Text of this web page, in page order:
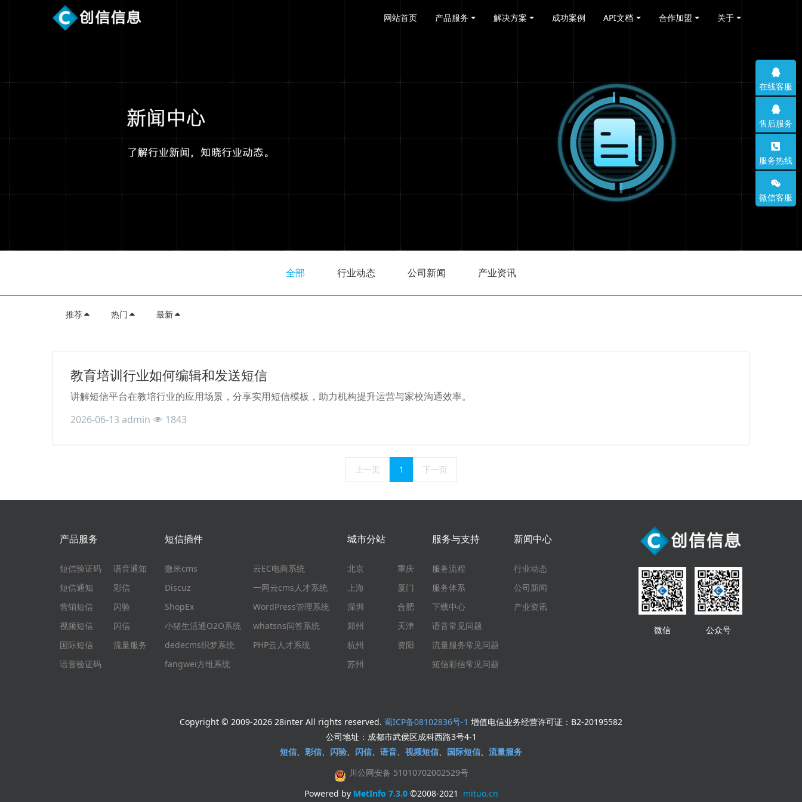
网站首页 产品服务 解决方案 成功案例 API文档 合作加盟 关于
全部 行业动态 公司新闻 产业资讯
推荐 热门 最新
教育培训行业如何编辑和发送短信
讲解短信平台在教培行业的应用场景，分享实用短信模板，助力机构提升运营与家校沟通效率。
2026-06-13 admin 1843
上一页 1 下一页
产品服务
短信验证码
短信通知
营销短信
视频短信
国际短信
语音验证码
语音通知
彩信
闪验
闪信
流量服务
短信插件
微米cms
Discuz
ShopEx
小猪生活通O2O系统
dedecms织梦系统
fangwei方维系统
云EC电商系统
一网云cms人才系统
WordPress管理系统
whatsns问答系统
PHP云人才系统
城市分站
北京
上海
深圳
郑州
杭州
苏州
重庆
厦门
合肥
天津
资阳
服务与支持
服务流程
服务体系
下载中心
语音常见问题
流量服务常见问题
短信彩信常见问题
新闻中心
行业动态
公司新闻
产业资讯
微信 公众号
Copyright © 2009-2026 28inter All rights reserved. 蜀ICP备08102836号-1 增值电信业务经营许可证：B2-20195582
公司地址：成都市武侯区成科西路3号4-1
短信、 彩信、 闪验、 闪信、 语音、 视频短信、 国际短信、 流量服务
川公网安备 51010702002529号
Powered by MetInfo 7.3.0©2008-2021 mituo.cn
在线客服
售后服务
服务热线
微信客服